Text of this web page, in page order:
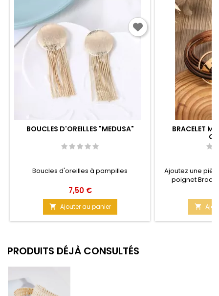
BOUCLES D'OREILLES "MEDUSA"
Boucles d'oreilles à pampilles
Prix
7,50 €
 Ajouter au panier
BRACELET
Ajoutez une
poignet
chevauchement
aussi bien aux
Matière :

PRODUITS DÉJÀ CONSULTÉS